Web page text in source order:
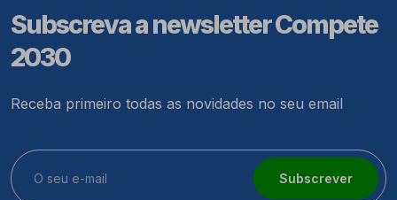
Subscreva a newsletter Compete
2030
Receba primeiro todas as novidades no seu email
Subscrever